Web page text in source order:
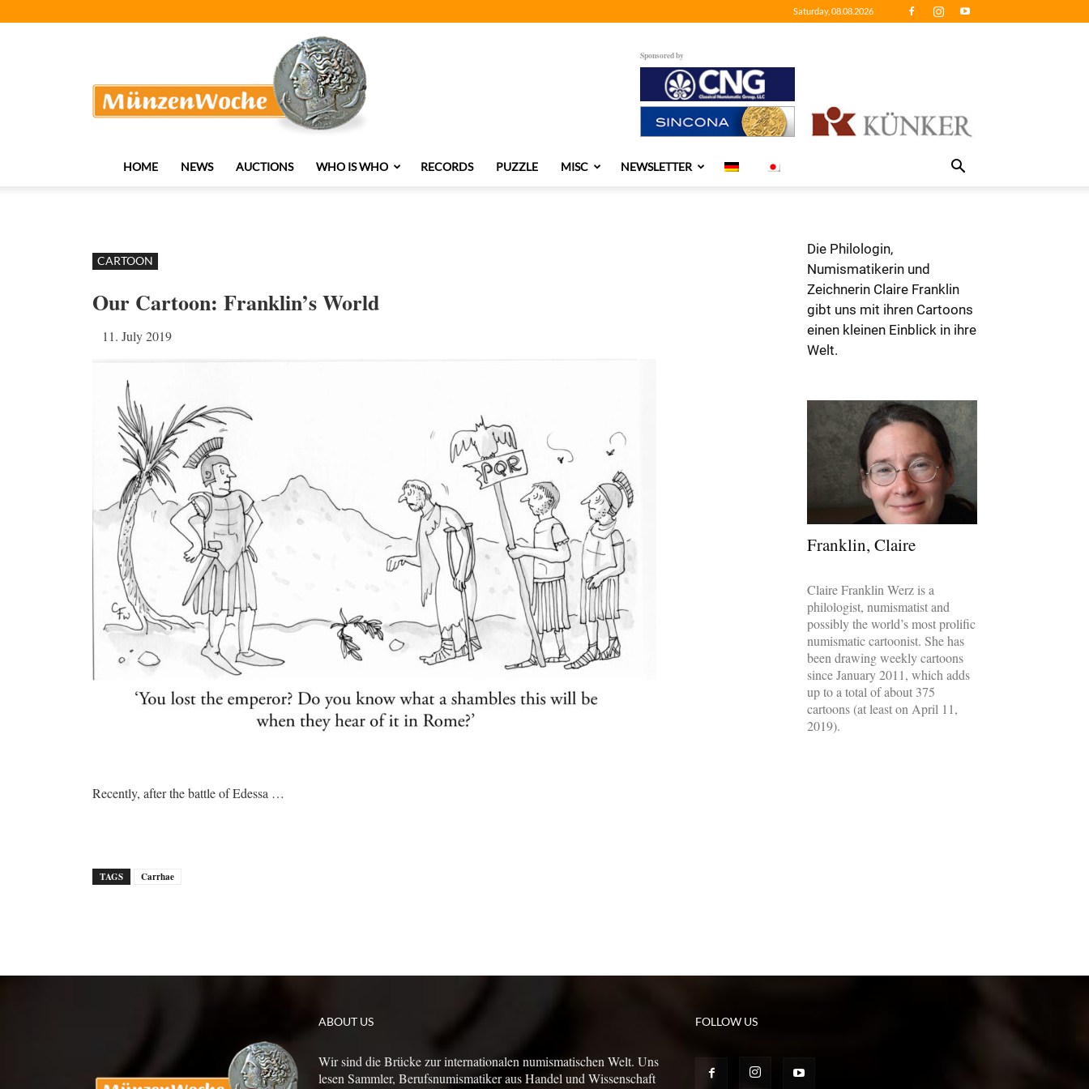
Saturday, 08.08.2026
Sponsored by
HOME NEWS AUCTIONS WHO IS WHO RECORDS PUZZLE MISC NEWSLETTER
CARTOON
Our Cartoon: Franklin’s World
11. July 2019
Recently, after the battle of Edessa …
TAGS Carrhae
Die Philologin,
Numismatikerin und
Zeichnerin Claire Franklin
gibt uns mit ihren Cartoons
einen kleinen Einblick in ihre
Welt.
Franklin, Claire
Claire Franklin Werz is a
philologist, numismatist and
possibly the world’s most prolific
numismatic cartoonist. She has
been drawing weekly cartoons
since January 2011, which adds
up to a total of about 375
cartoons (at least on April 11,
2019).
ABOUT US
Wir sind die Brücke zur internationalen numismatischen Welt. Uns
lesen Sammler, Berufsnumismatiker aus Handel und Wissenschaft
FOLLOW US